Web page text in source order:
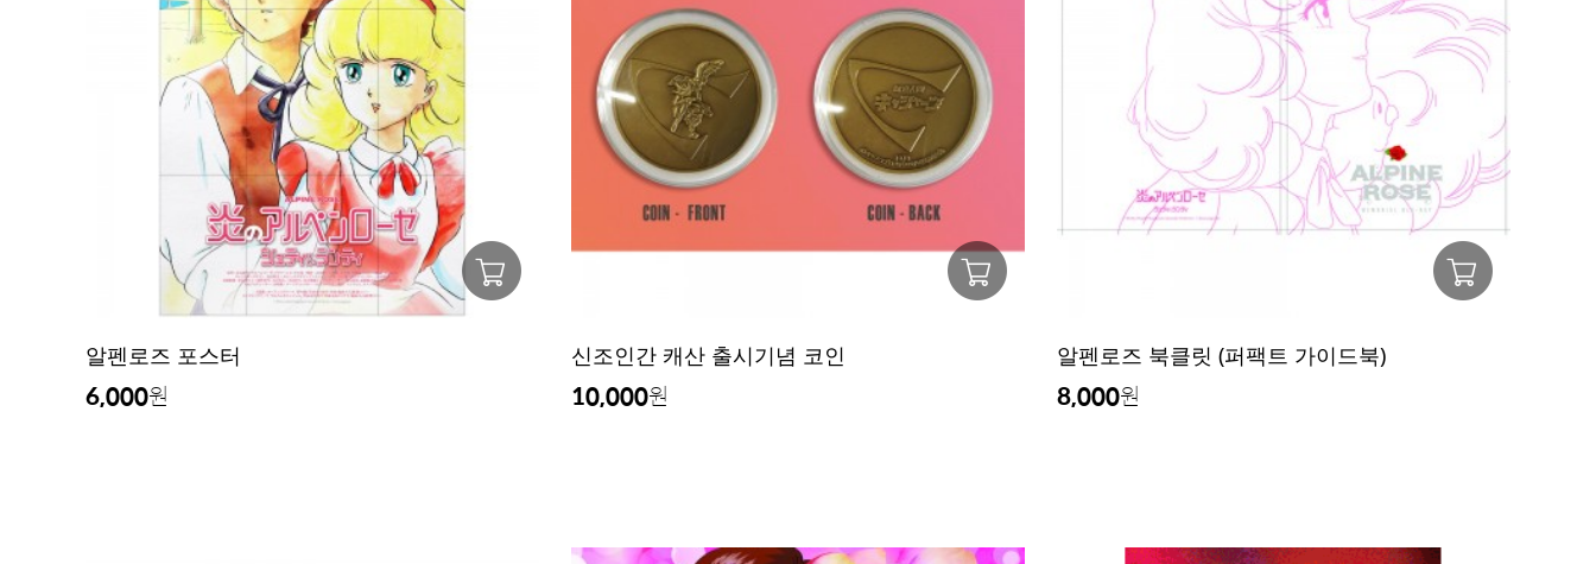
알펜로즈 포스터
6,000원
신조인간 캐산 출시기념 코인
10,000원
알펜로즈 북클릿 (퍼팩트 가이드북)
8,000원